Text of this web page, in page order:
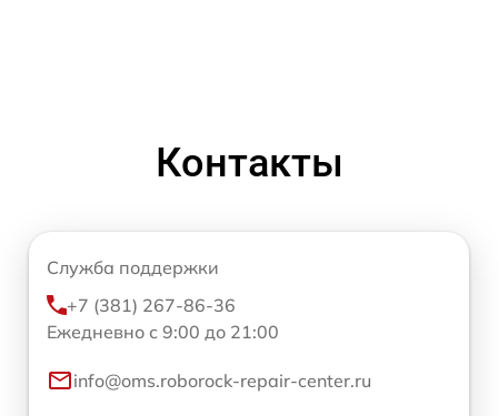
Контакты
Служба поддержки
+7 (381) 267-86-36
Ежедневно с 9:00 до 21:00
info@oms.roborock-repair-center.ru